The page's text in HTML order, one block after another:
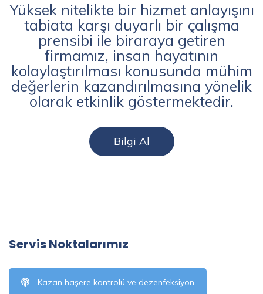
Yüksek nitelikte bir hizmet anlayışını
tabiata karşı duyarlı bir çalışma
prensibi ile biraraya getiren
firmamız, insan hayatının
kolaylaştırılması konusunda mühim
değerlerin kazandırılmasına yönelik
olarak etkinlik göstermektedir.
Bilgi Al
Servis Noktalarımız
Kazan haşere kontrolü ve dezenfeksiyon